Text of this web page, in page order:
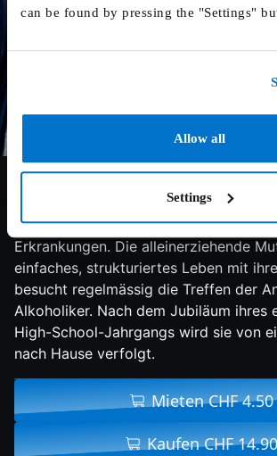
can be found by pressing the "Settings"
Allow all
Settings
Sylvia arbeitet als Sozialarbeiterin in
einem Heim für Erwachsene mit
Erkrankungen. Die alleinerziehende
einfaches, strukturiertes Leben mit
besucht regelmässig die Treffen der
Alkoholiker. Nach dem Jubiläum ihres
High-School-Jahrgangs wird sie von
nach Hause verfolgt.
Mieten CHF 4.50
Kaufen CHF 14.90